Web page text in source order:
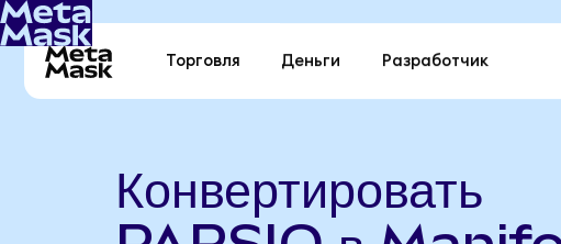
Торговля Деньги Разработчик
Конвертировать